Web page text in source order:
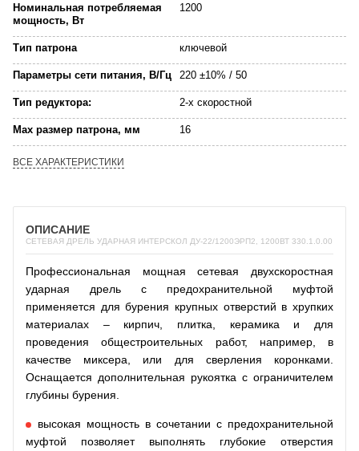
Номинальная потребляемая
мощность, Вт
1200
Тип патрона ключевой
Параметры сети питания, В/Гц 220 ±10% / 50
Тип редуктора: 2-х скоростной
Max размер патрона, мм 16
ВСЕ ХАРАКТЕРИСТИКИ
ОПИСАНИЕ
СЕТЕВАЯ ДРЕЛЬ УДАРНАЯ ИНТЕРСКОЛ ДУ-22/1200ЭРП2, 1200ВТ 330.1.0.00
Профессиональная мощная сетевая двухскоростная
ударная дрель с предохранительной муфтой
применяется для бурения крупных отверстий в хрупких
материалах – кирпич, плитка, керамика и для
проведения общестроительных работ, например, в
качестве миксера, или для сверления коронками.
Оснащается дополнительная рукоятка с ограничителем
глубины бурения.
высокая мощность в сочетании с предохранительной
муфтой позволяет выполнять глубокие отверстия